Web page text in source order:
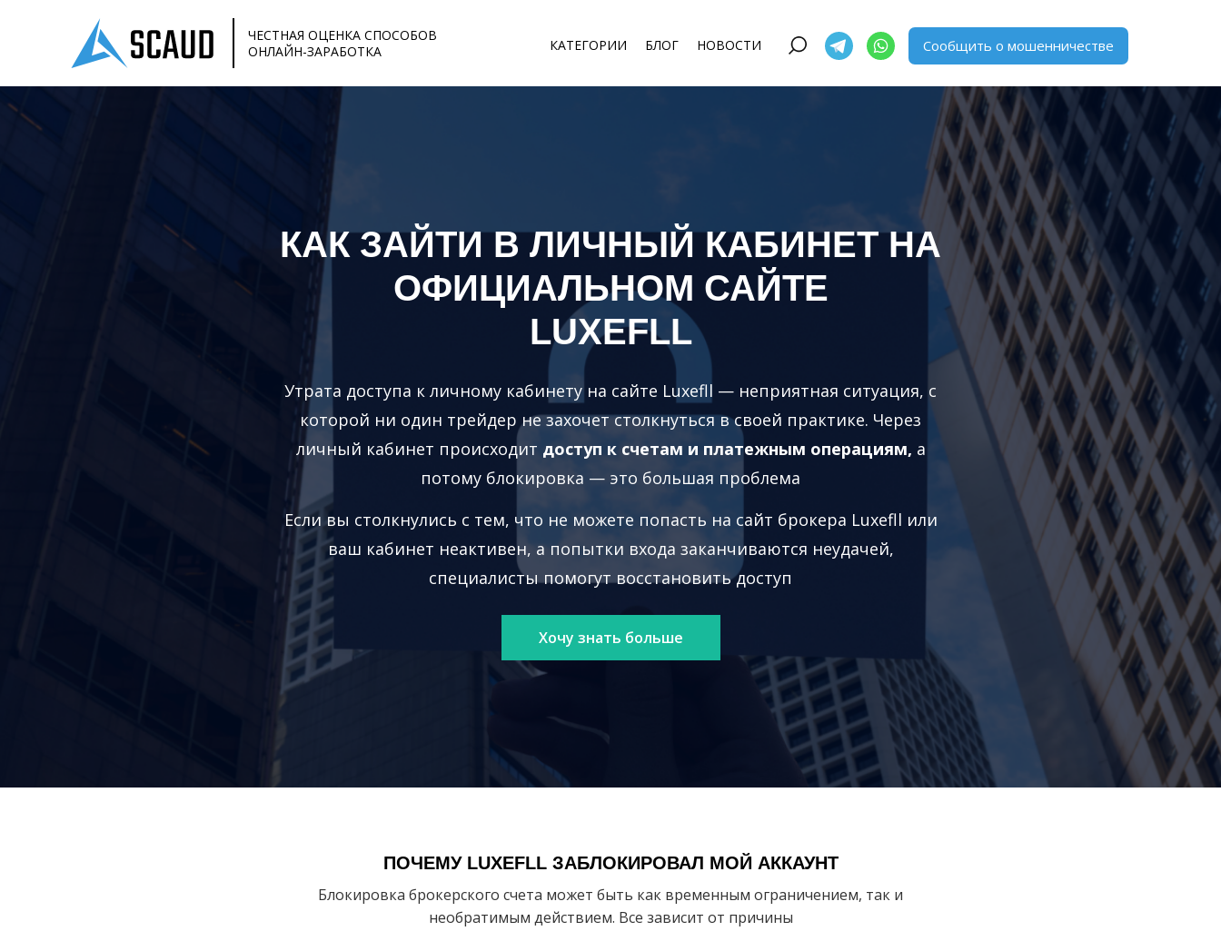
ЧЕСТНАЯ ОЦЕНКА СПОСОБОВ
ОНЛАЙН-ЗАРАБОТКА
КАТЕГОРИИ БЛОГ НОВОСТИ Сообщить о мошенничестве
КАК ЗАЙТИ В ЛИЧНЫЙ КАБИНЕТ НА
ОФИЦИАЛЬНОМ САЙТЕ
LUXEFLL
Утрата доступа к личному кабинету на сайте Luxefll — неприятная ситуация, с
которой ни один трейдер не захочет столкнуться в своей практике. Через
личный кабинет происходит доступ к счетам и платежным операциям, а
потому блокировка — это большая проблема
Если вы столкнулись с тем, что не можете попасть на сайт брокера Luxefll или
ваш кабинет неактивен, а попытки входа заканчиваются неудачей,
специалисты помогут восстановить доступ
Хочу знать больше
ПОЧЕМУ LUXEFLL ЗАБЛОКИРОВАЛ МОЙ АККАУНТ
Блокировка брокерского счета может быть как временным ограничением, так и
необратимым действием. Все зависит от причины